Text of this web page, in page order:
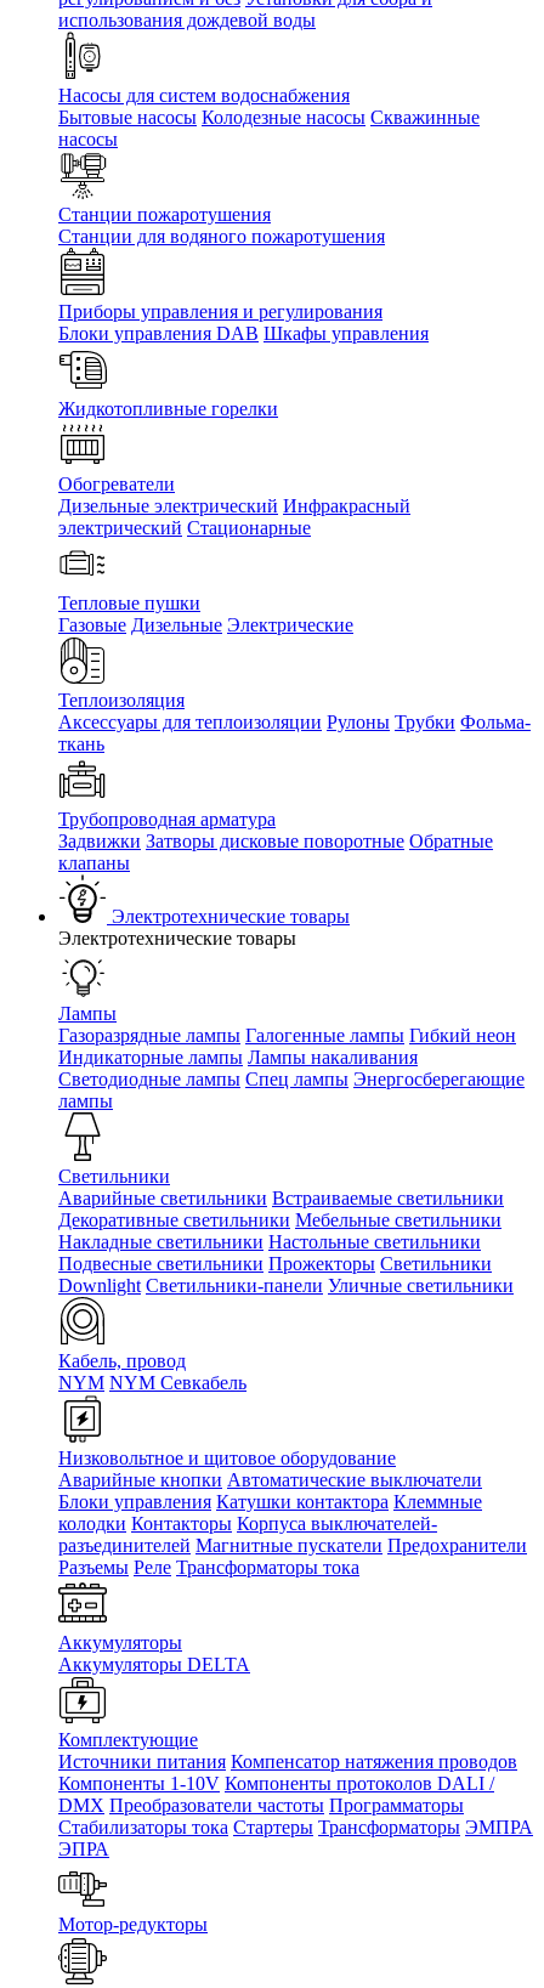
использования дождевой воды
Насосы для систем водоснабжения
Бытовые насосы Колодезные насосы Скважинные
насосы
Станции пожаротушения
Станции для водяного пожаротушения
Приборы управления и регулирования
Блоки управления DAB Шкафы управления
Жидкотопливные горелки
Обогреватели
Дизельные электрический Инфракрасный
электрический Стационарные
Тепловые пушки
Газовые Дизельные Электрические
Теплоизоляция
Аксессуары для теплоизоляции Рулоны Трубки Фольма-
ткань
Трубопроводная арматура
Задвижки Затворы дисковые поворотные Обратные
клапаны
Электротехнические товары
Электротехнические товары
Лампы
Газоразрядные лампы Галогенные лампы Гибкий неон
Индикаторные лампы Лампы накаливания
Светодиодные лампы Спец лампы Энергосберегающие
лампы
Светильники
Аварийные светильники Встраиваемые светильники
Декоративные светильники Мебельные светильники
Накладные светильники Настольные светильники
Подвесные светильники Прожекторы Светильники
Downlight Светильники-панели Уличные светильники
Кабель, провод
NYM NYM Севкабель
Низковольтное и щитовое оборудование
Аварийные кнопки Автоматические выключатели
Блоки управления Катушки контактора Клеммные
колодки Контакторы Корпуса выключателей-
разъединителей Магнитные пускатели Предохранители
Разъемы Реле Трансформаторы тока
Аккумуляторы
Аккумуляторы DELTA
Комплектующие
Источники питания Компенсатор натяжения проводов
Компоненты 1-10V Компоненты протоколов DALI /
DMX Преобразователи частоты Программаторы
Стабилизаторы тока Стартеры Трансформаторы ЭМПРА
ЭПРА
Мотор-редукторы